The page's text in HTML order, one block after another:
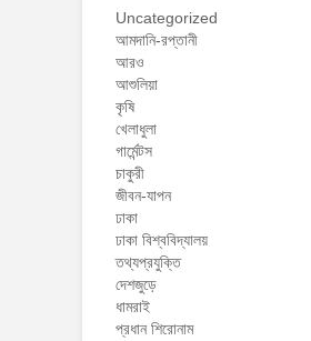
Uncategorized
আমদানি-রপ্তানী
আরও
আশুলিয়া
কৃষি
খেলাধুলা
গার্মেন্টস
চাকুরী
জীবন-যাপন
ঢাকা
ঢাকা বিশ্ববিদ্যালয়
তথ্যপ্রযুক্তি
দেশজুড়ে
ধামরাই
প্রধান শিরোনাম